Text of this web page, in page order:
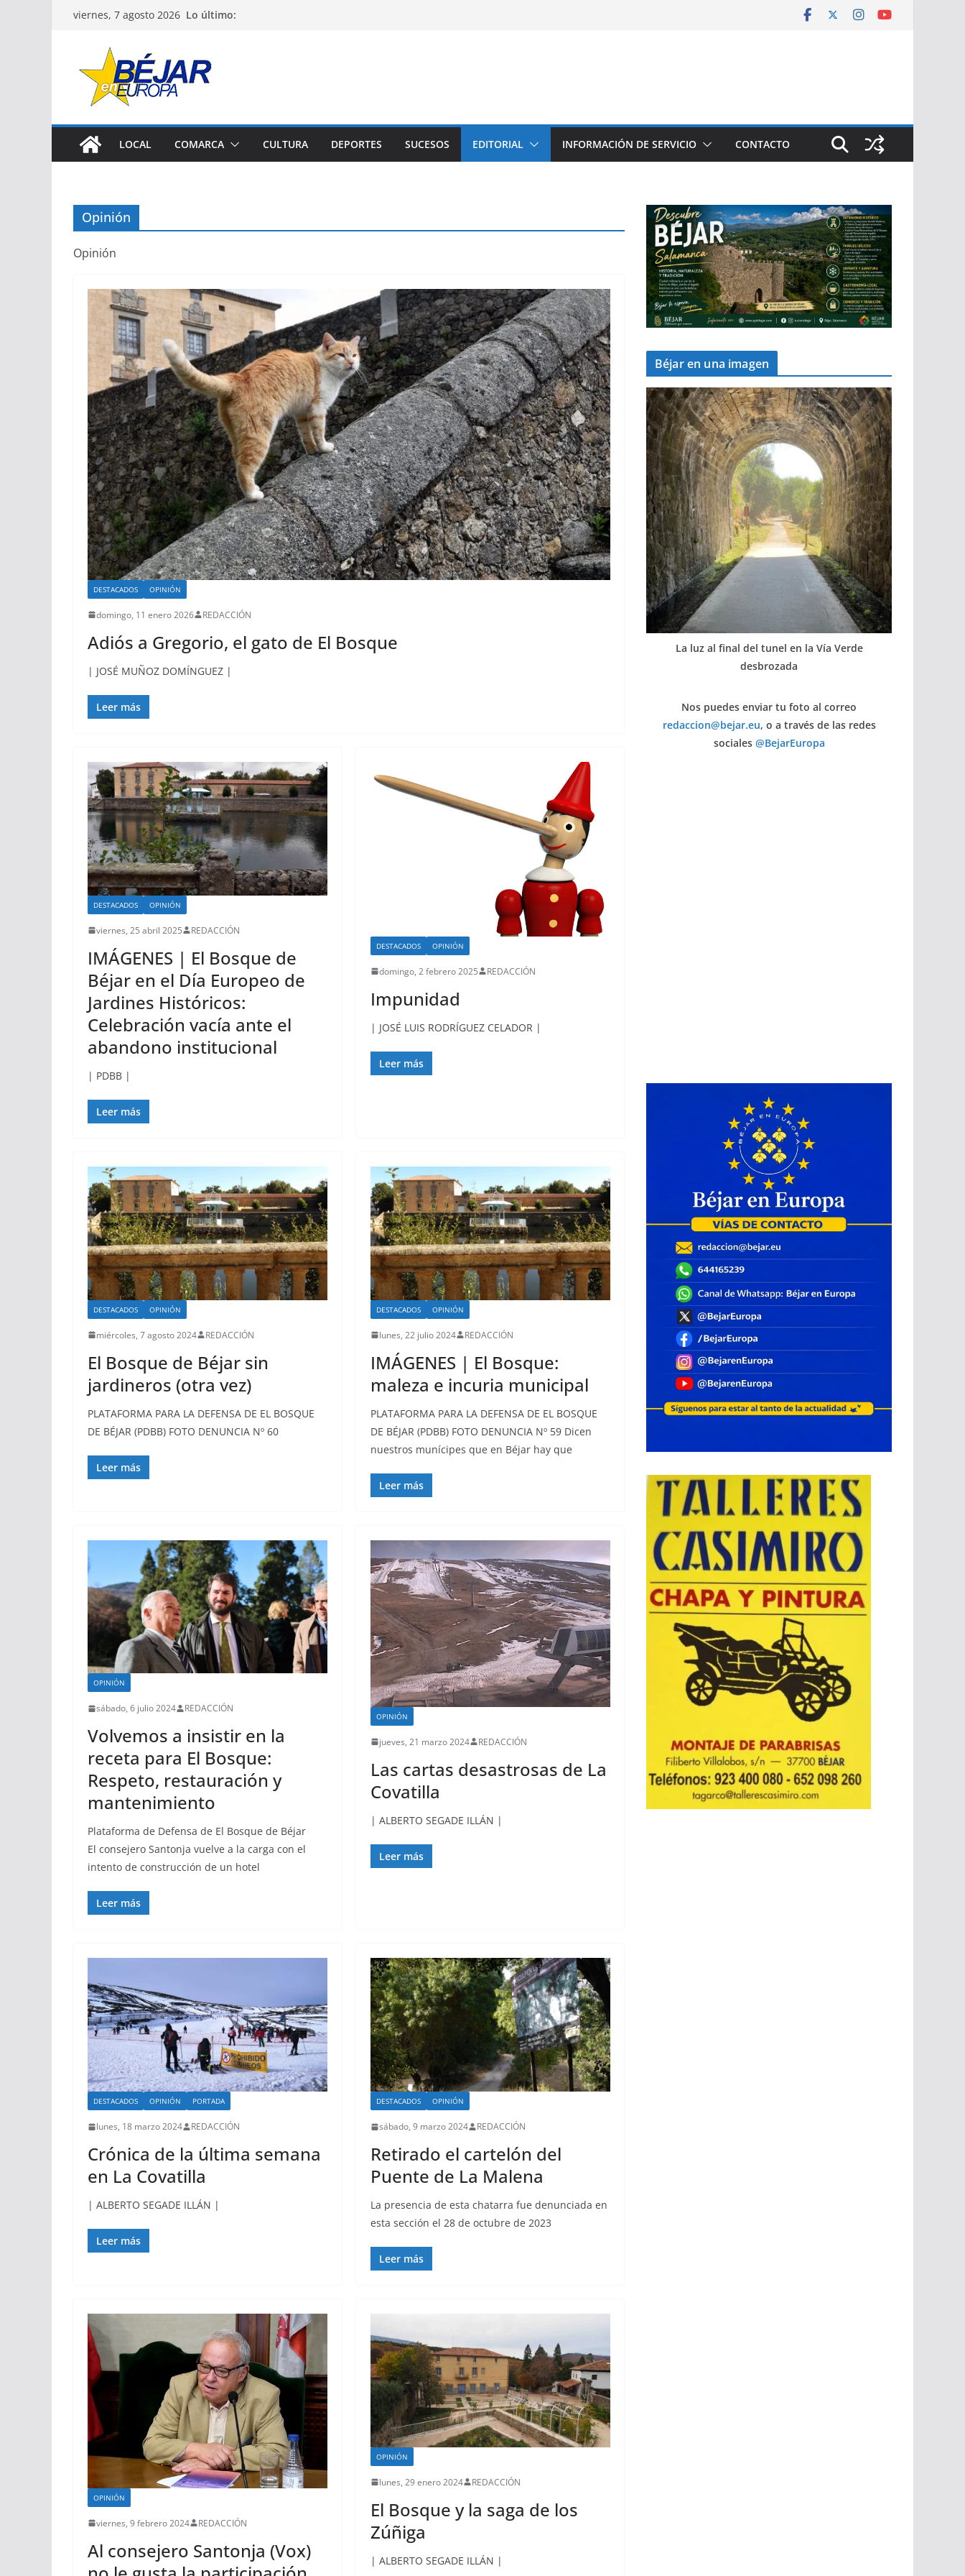
Saltarviernes, 7 agosto 2026 Lo último:
LOCAL COMARCA CULTURA DEPORTES SUCESOS EDITORIAL INFORMACIÓN DE SERVICIO CONTACTO
Opinión
Opinión
DESTACADOS OPINIÓN
domingo, 11 enero 2026 REDACCIÓN
Adiós a Gregorio, el gato de El Bosque
| JOSÉ MUÑOZ DOMÍNGUEZ |
Leer más
DESTACADOS OPINIÓN
viernes, 25 abril 2025 REDACCIÓN
IMÁGENES | El Bosque de
Béjar en el Día Europeo de
Jardines Históricos:
Celebración vacía ante el
abandono institucional
| PDBB |
Leer más
DESTACADOS OPINIÓN
domingo, 2 febrero 2025 REDACCIÓN
Impunidad
| JOSÉ LUIS RODRÍGUEZ CELADOR |
Leer más
DESTACADOS OPINIÓN
miércoles, 7 agosto 2024 REDACCIÓN
El Bosque de Béjar sin
jardineros (otra vez)
PLATAFORMA PARA LA DEFENSA DE EL BOSQUE
DE BÉJAR (PDBB) FOTO DENUNCIA Nº 60
Leer más
DESTACADOS OPINIÓN
lunes, 22 julio 2024 REDACCIÓN
IMÁGENES | El Bosque:
maleza e incuria municipal
PLATAFORMA PARA LA DEFENSA DE EL BOSQUE
DE BÉJAR (PDBB) FOTO DENUNCIA Nº 59 Dicen
nuestros munícipes que en Béjar hay que
Leer más
OPINIÓN
sábado, 6 julio 2024 REDACCIÓN
Volvemos a insistir en la
receta para El Bosque:
Respeto, restauración y
mantenimiento
Plataforma de Defensa de El Bosque de Béjar
El consejero Santonja vuelve a la carga con el
intento de construcción de un hotel
Leer más
OPINIÓN
jueves, 21 marzo 2024 REDACCIÓN
Las cartas desastrosas de La
Covatilla
| ALBERTO SEGADE ILLÁN |
Leer más
DESTACADOS OPINIÓN PORTADA
lunes, 18 marzo 2024 REDACCIÓN
Crónica de la última semana
en La Covatilla
| ALBERTO SEGADE ILLÁN |
Leer más
DESTACADOS OPINIÓN
sábado, 9 marzo 2024 REDACCIÓN
Retirado el cartelón del
Puente de La Malena
La presencia de esta chatarra fue denunciada en
esta sección el 28 de octubre de 2023
Leer más
OPINIÓN
viernes, 9 febrero 2024 REDACCIÓN
Al consejero Santonja (Vox)
OPINIÓN
lunes, 29 enero 2024 REDACCIÓN
El Bosque y la saga de los
Zúñiga
| ALBERTO SEGADE ILLÁN |
Béjar en una imagen
La luz al final del tunel en la Vía Verde
desbrozada
Nos puedes enviar tu foto al correo
redaccion@bejar.eu, o a través de las redes
sociales @BejarEuropa